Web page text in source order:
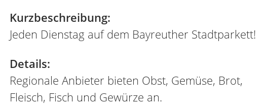
Kurzbeschreibung:
Jeden Dienstag auf dem Bayreuther Stadtparkett!
Details:
Regionale Anbieter bieten Obst, Gemüse, Brot,
Fleisch, Fisch und Gewürze an.